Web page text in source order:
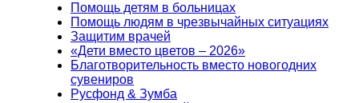
Помощь детям в больницах
Помощь людям в чрезвычайных ситуациях
Защитим врачей
«Дети вместо цветов – 2026»
Благотворительность вместо новогодних
сувениров
Русфонд & Зумба